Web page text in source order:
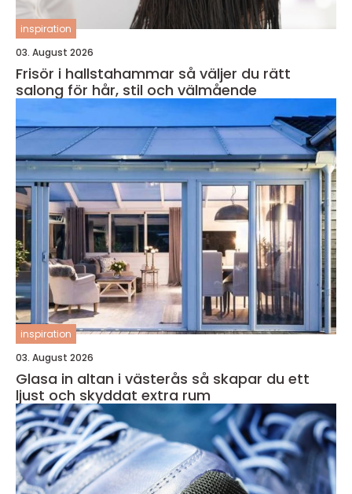
inspiration
03. August 2026
Frisör i hallstahammar så väljer du rätt
salong för hår, stil och välmående
inspiration
03. August 2026
Glasa in altan i västerås så skapar du ett
ljust och skyddat extra rum